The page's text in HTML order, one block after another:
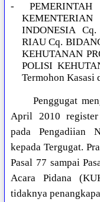
-
INDONESIA
RIAU Cq.
KEHUTANAN
POLISI
Termohon Kasasi
Penggugat
April 2010 register
pada Pengadiian
kepada Tergugat.
Pasal 77 sampai
Acara Pidana
tidaknya